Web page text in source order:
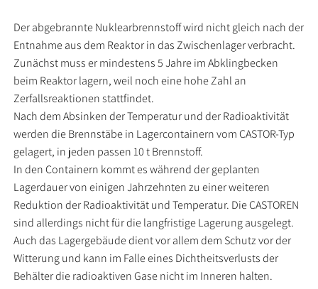
Der abgebrannte Nuklearbrennstoff wird nicht gleich nach der
Entnahme aus dem Reaktor in das Zwischenlager verbracht.
Zunächst muss er mindestens 5 Jahre im Abklingbecken
beim Reaktor lagern, weil noch eine hohe Zahl an
Zerfallsreaktionen stattfindet.
Nach dem Absinken der Temperatur und der Radioaktivität
werden die Brennstäbe in Lagercontainern vom CASTOR-Typ
gelagert, in jeden passen 10 t Brennstoff.
In den Containern kommt es während der geplanten
Lagerdauer von einigen Jahrzehnten zu einer weiteren
Reduktion der Radioaktivität und Temperatur. Die CASTOREN
sind allerdings nicht für die langfristige Lagerung ausgelegt.
Auch das Lagergebäude dient vor allem dem Schutz vor der
Witterung und kann im Falle eines Dichtheitsverlusts der
Behälter die radioaktiven Gase nicht im Inneren halten.